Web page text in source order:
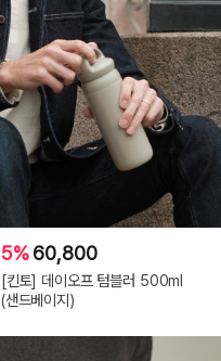
5%60,800
[킨토] 데이오프 텀블러 500ml
(샌드베이지)